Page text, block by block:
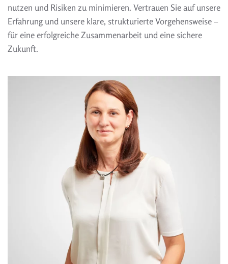
nutzen und Risiken zu minimieren. Vertrauen Sie auf unsere
Erfahrung und unsere klare, strukturierte Vorgehensweise –
für eine erfolgreiche Zusammenarbeit und eine sichere
Zukunft.